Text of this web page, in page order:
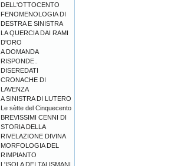
DELL'OTTOCENTO
FENOMENOLOGIA DI
DESTRA E SINISTRA
LA QUERCIA DAI RAMI
D'ORO
A DOMANDA
RISPONDE..
DISEREDATI
CRONACHE DI
LAVENZA
A SINISTRA DI LUTERO
Le sètte del Cinquecento
BREVISSIMI CENNI DI
STORIA DELLA
RIVELAZIONE DIVINA
MORFOLOGIA DEL
RIMPIANTO
L'ISOLA DEI TALISMANI